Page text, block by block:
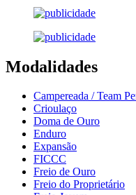
Modalidades
Campereada / Team
Crioulaço
Doma de Ouro
Enduro
Expansão
FICCC
Freio de Ouro
Freio do Proprietário